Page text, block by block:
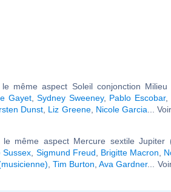
même aspect Soleil conjonction
Gayet, Sydney Sweeney, Pablo Escobar,
Dunst, Liz Greene, Nicole Garcia ...
même aspect Mercure sextile Jupiter
Sussex Sigmund Freud Brigitte Macron
Tim Burton ,Ava Gardner...